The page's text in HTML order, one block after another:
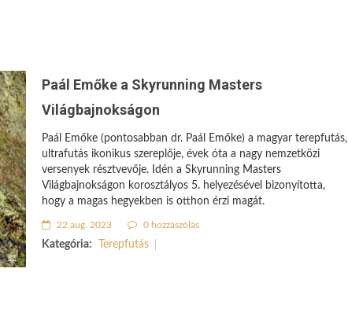
Paál Emőke a Skyrunning Masters
Világbajnokságon
Paál Emőke (pontosabban dr. Paál Emőke) a magyar terepfutás,
ultrafutás ikonikus szereplője, évek óta a nagy nemzetközi
versenyek résztvevője. Idén a Skyrunning Masters
Világbajnokságon korosztályos 5. helyezésével bizonyította,
hogy a magas hegyekben is otthon érzi magát.
22 aug. 2023 0 hozzászólás
Kategória: Terepfutás